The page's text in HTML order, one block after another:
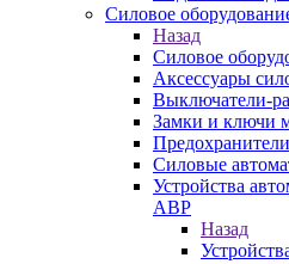
Силовое
Назад
Силовое
Аксессуары
Выключатели-
Замки и ключи
Силовые
Устройства
АВР
Назад